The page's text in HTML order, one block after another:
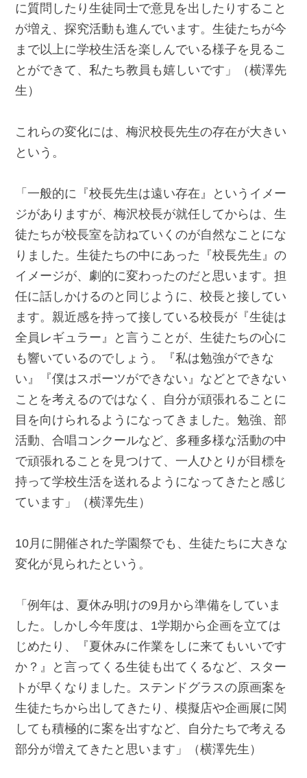
に質問したり生徒同士で意見を出したりすること
が増え、探究活動も進んでいます。生徒たちが今
まで以上に学校生活を楽しんでいる様子を見るこ
とができて、私たち教員も嬉しいです」（横澤先
生）
これらの変化には、梅沢校長先生の存在が大きい
という。
「一般的に『校長先生は遠い存在』というイメー
ジがありますが、梅沢校長が就任してからは、生
徒たちが校長室を訪ねていくのが自然なことにな
りました。生徒たちの中にあった『校長先生』の
イメージが、劇的に変わったのだと思います。担
任に話しかけるのと同じように、校長と接してい
ます。親近感を持って接している校長が『生徒は
全員レギュラー』と言うことが、生徒たちの心に
も響いているのでしょう。『私は勉強ができな
い』『僕はスポーツができない』などとできない
ことを考えるのではなく、自分が頑張れることに
目を向けられるようになってきました。勉強、部
活動、合唱コンクールなど、多種多様な活動の中
で頑張れることを見つけて、一人ひとりが目標を
持って学校生活を送れるようになってきたと感じ
ています」（横澤先生）
10月に開催された学園祭でも、生徒たちに大きな
変化が見られたという。
「例年は、夏休み明けの9月から準備をしていま
した。しかし今年度は、1学期から企画を立ては
じめたり、『夏休みに作業をしに来てもいいです
か？』と言ってくる生徒も出てくるなど、スター
トが早くなりました。ステンドグラスの原画案を
生徒たちから出してきたり、模擬店や企画展に関
しても積極的に案を出すなど、自分たちで考える
部分が増えてきたと思います」（横澤先生）